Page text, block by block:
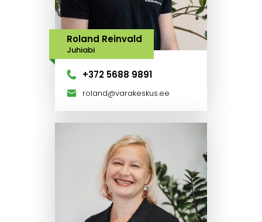
Roland Reinvald
Juhiabi
+372 5688 9891
roland@varakeskus.ee